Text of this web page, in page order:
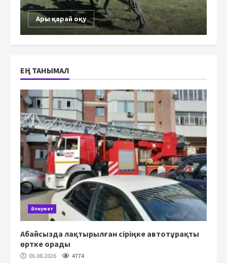
Ары қарай оқу
ЕҢ ТАНЫМАЛ
Әлеумет
Абайсызда лақтырылған сіріңке автотұрақты
өртке орады
06.08.2026 4774